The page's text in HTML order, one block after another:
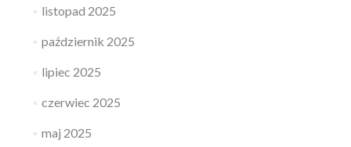
listopad 2025
październik 2025
lipiec 2025
czerwiec 2025
maj 2025